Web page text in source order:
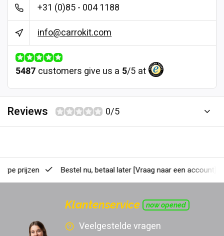
+31 (0)85 - 004 1188
info@carrokit.com
5487 customers give us a 5/5 at
Reviews 0/5
prijzen Bestel nu, betaal later[Vraag naar een account]
Klantenservice now opened
Veelgestelde vragen